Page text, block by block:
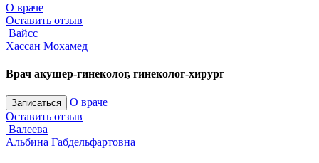
О враче
Оставить отзыв
Вайсс
Хассан Мохамед
Врач акушер-гинеколог, гинеколог-хирург
Записаться
О враче
Оставить отзыв
Валеева
Альбина Габдельфартовна